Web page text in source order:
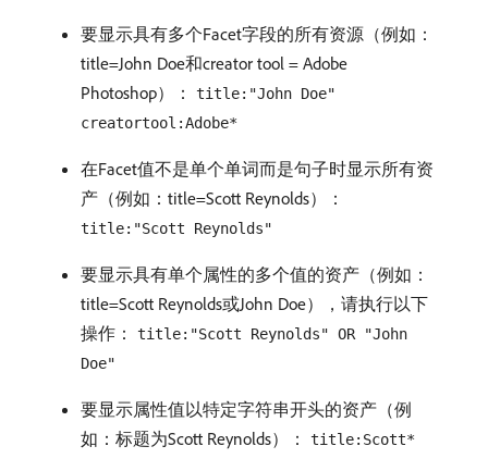
要显示具有多个Facet字段的所有资源（例如：
title=John Doe和creator tool = Adobe
Photoshop）：
title:"John Doe"
creatortool:Adobe*
在Facet值不是单个单词而是句子时显示所有资
产（例如：title=Scott Reynolds）：
title:"Scott Reynolds"
要显示具有单个属性的多个值的资产（例如：
title=Scott Reynolds或John Doe），请执行以下
操作：
title:"Scott Reynolds" OR "John
Doe"
要显示属性值以特定字符串开头的资产（例
如：标题为Scott Reynolds）：
title:Scott*